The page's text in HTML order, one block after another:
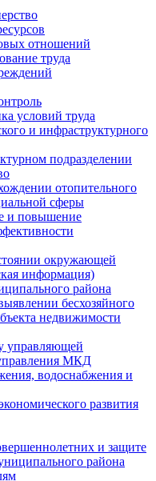
отношений
труда
условий труда
и инфраструктурного
подразделении
отопительного
сферы
и повышение
окружающей
информация)
района
бесхозяйного
недвижимости
управляющей
МКД
водоснабжения и
развития
и защите
района